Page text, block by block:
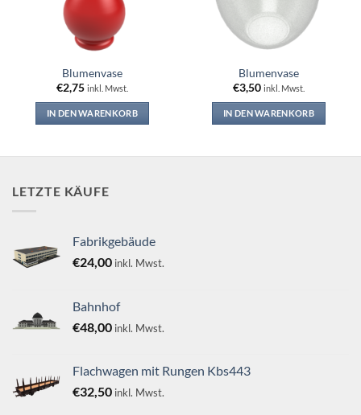
Blumenvase
€2,75 inkl. Mwst.
IN DEN WARENKORB
Blumenvase
€3,50 inkl. Mwst.
IN DEN WARENKORB
LETZTE KÄUFE
Fabrikgebäude
€24,00 inkl. Mwst.
Bahnhof
€48,00 inkl. Mwst.
Flachwagen mit Rungen Kbs443
€32,50 inkl. Mwst.